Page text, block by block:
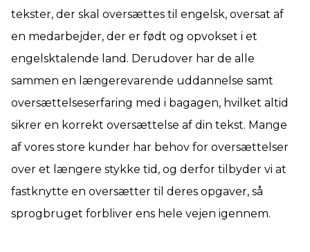
tekster, der skal oversættes til engelsk, oversat af
en medarbejder, der er født og opvokset i et
engelsktalende land. Derudover har de alle
sammen en længerevarende uddannelse samt
oversættelseserfaring med i bagagen, hvilket altid
sikrer en korrekt oversættelse af din tekst. Mange
af vores store kunder har behov for oversættelser
over et længere stykke tid, og derfor tilbyder vi at
fastknytte en oversætter til deres opgaver, så
sprogbruget forbliver ens hele vejen igennem.